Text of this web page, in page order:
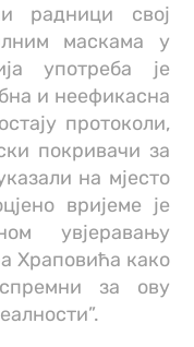
радници свој
маскама у
употреба је
и неефикасна
протоколи,
покривачи за
на мјесто
вријеме је
увјеравању
Храповића како
за ову